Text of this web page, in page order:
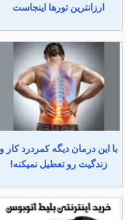
ارزانترین تورها اینجاست
با این درمان دیگه کمردرد کار و
زندگیت رو تعطیل نمیکنه!